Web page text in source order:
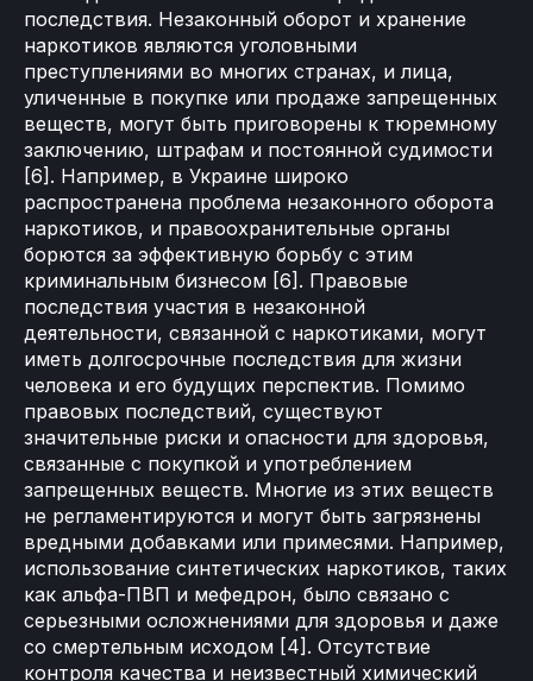
последствия. Незаконный оборот и хранение
наркотиков являются уголовными
преступлениями во многих странах, и лица,
уличенные в покупке или продаже запрещенных
веществ, могут быть приговорены к тюремному
заключению, штрафам и постоянной судимости
[6]. Например, в Украине широко
распространена проблема незаконного оборота
наркотиков, и правоохранительные органы
борются за эффективную борьбу с этим
криминальным бизнесом [6]. Правовые
последствия участия в незаконной
деятельности, связанной с наркотиками, могут
иметь долгосрочные последствия для жизни
человека и его будущих перспектив. Помимо
правовых последствий, существуют
значительные риски и опасности для здоровья,
связанные с покупкой и употреблением
запрещенных веществ. Многие из этих веществ
не регламентируются и могут быть загрязнены
вредными добавками или примесями. Например,
использование синтетических наркотиков, таких
как альфа-ПВП и мефедрон, было связано с
серьезными осложнениями для здоровья и даже
со смертельным исходом [4]. Отсутствие
контроля качества и неизвестный химический